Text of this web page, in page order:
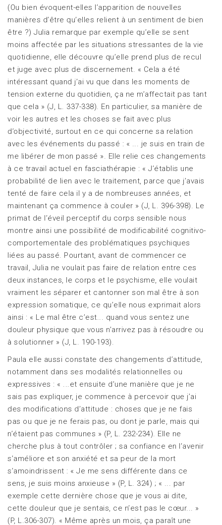
(Ou bien évoquent-elles l’apparition de nouvelles
manières d’être qu’elles relient à un sentiment de bien
être ?) Julia remarque par exemple qu’elle se sent
moins affectée par les situations stressantes de la vie
quotidienne, elle découvre qu’elle prend plus de recul
et juge avec plus de discernement. « Cela a été
intéressant quand j’ai vu que dans les moments de
tension externe du quotidien, ça ne m’affectait pas tant
que cela » (J, L. 337-338). En particulier, sa manière de
voir les autres et les choses se fait avec plus
d’objectivité, surtout en ce qui concerne sa relation
avec les événements du passé : « ... je suis en train de
me libérer de mon passé ». Elle relie ces changements
à ce travail actuel en fasciathérapie : « J’établis une
probabilité de lien avec le traitement, parce que j’avais
tenté de faire cela il y a de nombreuses années, et
maintenant ça commence à couler » (J, L. 396-398). Le
primat de l’éveil perceptif du corps sensible nous
montre ainsi une possibilité de modificabilité cognitivo-
comportementale des problématiques psychiques
liées au passé. Pourtant, avant de commencer ce
travail, Julia ne voulait pas faire de relation entre ces
deux instances, le corps et le psychisme, elle voulait
vraiment les séparer et cantonner son mal être à son
expression somatique, ce qu’elle nous exprimait alors
ainsi : « Le mal être c’est... quand vous sentez une
douleur physique que vous n’arrivez pas à résoudre ou
à solutionner » (J, L. 190-193).
Paula elle aussi constate des changements d’attitude,
notamment dans ses modalités relationnelles ou
expressives : « ...et ensuite d’une manière que je ne
sais pas expliquer, je commence à percevoir que j’ai
des modifications d’attitude : choses que je ne fais
pas ou que je ne ferais pas, ou dont je parle, mais qui
n’étaient pas communes » (P, L. 232-234). Elle ne
cherche plus à tout contrôler ; sa confiance en l’avenir
s’améliore et son anxiété et sa peur de la mort
s’amoindrissent : « Je me sens différente dans ce
sens, je suis moins anxieuse » (P, L. 324) ; « ... par
exemple cette dernière chose que je vous ai dite,
cette douleur que je sentais, ce n’est pas le cœur... »
(P, L.306-307). « Même après un mois, ça paraît une